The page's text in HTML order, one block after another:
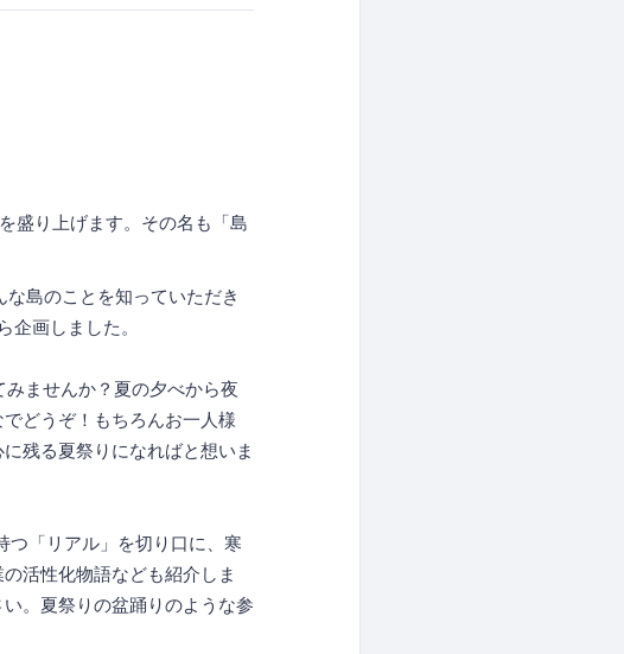
盛り上げます。その名も「島
島のことを知っていただき
画しました。
ませんか？夏の夕べから夜
どうぞ！もちろんお一人様
残る夏祭りになればと想いま
「リアル」を切り口に、寒
活性化物語なども紹介しま
。夏祭りの盆踊りのような参